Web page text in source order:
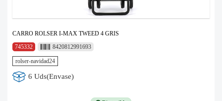
CARRO ROLSER I-MAX TWEED 4 GRIS
745332
8420812991693
rolser-navidad24
6 Uds(Envase)